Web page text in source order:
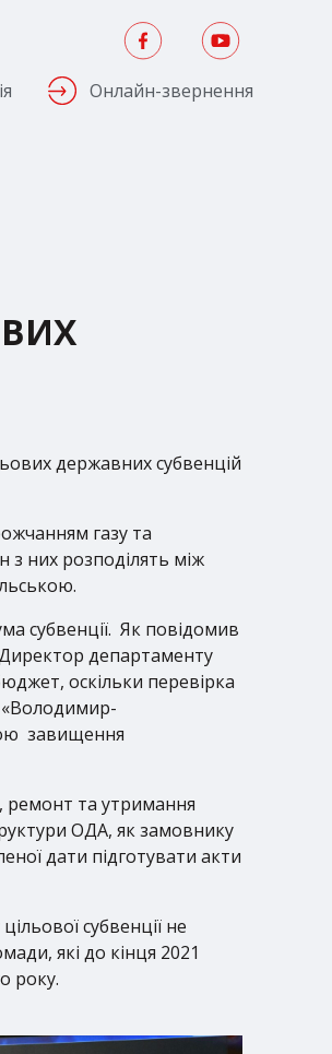
Онлайн-звернення
державних субвенцій
газу та
з них розподілять між
субвенції. Як повідомив
департаменту
оскільки перевірка
«Володимир-
завищення
ремонт та утримання
ОДА, як замовнику
дати підготувати акти
субвенції не
які до кінця 2021
року.